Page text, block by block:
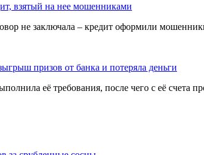
взятый на нее мошенниками
не заключала – кредит оформили
призов от банка и потеряла деньги
её требования, после чего с её